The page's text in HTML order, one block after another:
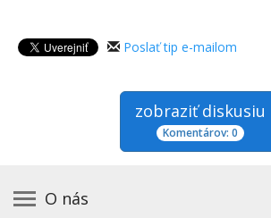
Poslať tip e-mailom
zobraziť diskusiu
Komentárov: 0
O nás